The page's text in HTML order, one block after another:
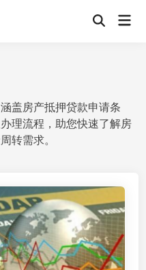
Open
盖房产抵押贷款申请条
理流程，助您快速了解房
转需求。